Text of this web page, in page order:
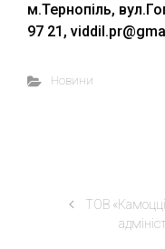
м.Тернопіль,
97 21,
Новини
ТОВ